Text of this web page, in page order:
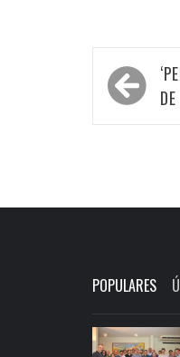
de
POPULARES